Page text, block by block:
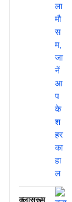
क्लासरूम